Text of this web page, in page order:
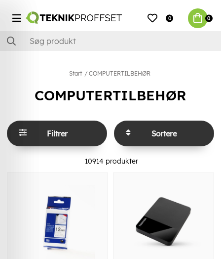
0 0
Start COMPUTERTILBEHØR
COMPUTERTILBEHØR
Filtrer Sortere
10914 produkter